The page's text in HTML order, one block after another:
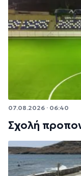
07.08.2026 · 06:40
Σχολή